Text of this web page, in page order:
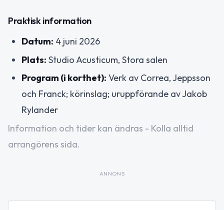
Praktisk information
Datum: 4 juni 2026
Plats: Studio Acusticum, Stora salen
Program (i korthet): Verk av Correa, Jeppsson
och Franck; körinslag; uruppförande av Jakob
Rylander
Information och tider kan ändras - Kolla alltid
arrangörens sida.
ANNONS